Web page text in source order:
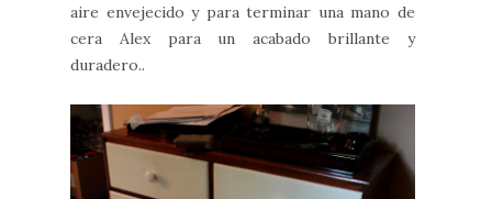
aire envejecido y para terminar una mano de
cera Alex para un acabado brillante y
duradero..